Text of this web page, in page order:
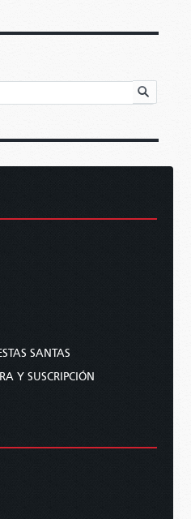
SANTAS
Y SUSCRIPCIÓN